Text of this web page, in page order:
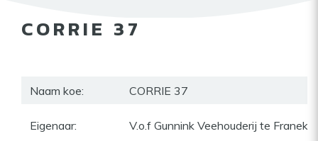
CORRIE 37
Naam koe: CORRIE 37
Eigenaar: V.o.f Gunnink Veehouderij te Franeker